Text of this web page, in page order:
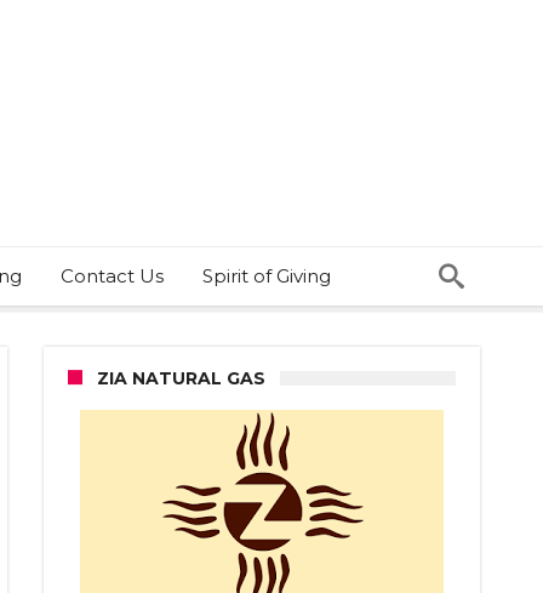
Contact Us Spirit of Giving
ZIA NATURAL GAS